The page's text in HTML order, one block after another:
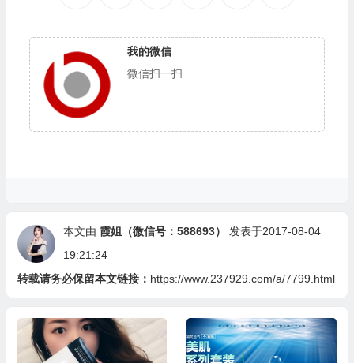
我的微信
微信扫一扫
本文由 霞姐（微信号：588693）
发表于2017-08-04
19:21:24
转载请务必保留本文链接： https://www.237929.com/a/7799.html